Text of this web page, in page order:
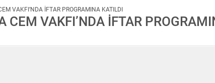
VAKFI’NDA İFTAR PROGRAMINA KATILDI
CEM VAKFI’NDA İFTAR